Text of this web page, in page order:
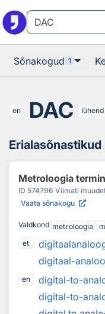
Sõnakogud 1
en DAC lühend
Erialasõnastikud
Metroloogia
ID 574796 Viimati
Vaata sõnakogu
Valdkond metroloogia
et
digitaal-
en digital-to-
digital-to-